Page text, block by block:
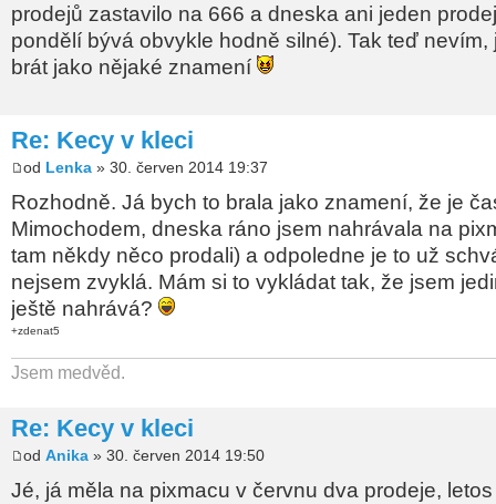
prodejů zastavilo na 666 a dneska ani jeden
pondělí bývá obvykle hodně silné). Tak teď nevím,
brát jako nějaké znamení
Re: Kecy v kleci
od Lenka » 30. červen 2014 19:37
Rozhodně. Já bych to brala jako znamení, že je
Mimochodem, dneska ráno jsem nahrávala na
tam někdy něco prodali) a odpoledne je to už
nejsem zvyklá. Mám si to vykládat tak, že jsem
ještě nahrává?
+zdenat5
Jsem medvěd.
Re: Kecy v kleci
od Anika » 30. červen 2014 19:50
Jé, já měla na pixmacu v červnu dva prodeje,